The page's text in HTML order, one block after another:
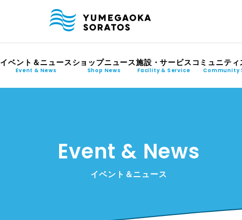
イベント＆ニュース
Event & News
ショップニュース
Shop News
施設・サービス
Facility & Service
コミュニティ
Community
Event & News
イベント＆ニュース